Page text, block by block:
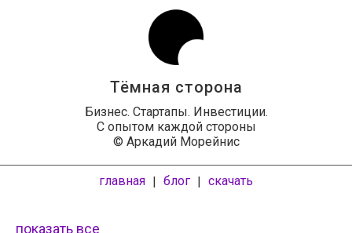
Тёмная сторона
Бизнес. Стартапы. Инвестиции.
С опытом каждой стороны
© Аркадий Морейнис
главная | блог | скачать
показать все